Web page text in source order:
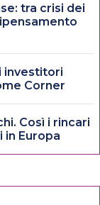
tra crisi dei
investitori
Corner
Così i rincari
Europa